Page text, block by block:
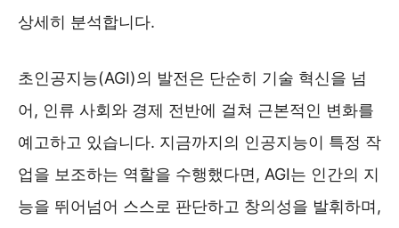
상세히 분석합니다.
초인공지능(AGI)의 발전은 단순히 기술 혁신을 넘
어, 인류 사회와 경제 전반에 걸쳐 근본적인 변화를
예고하고 있습니다. 지금까지의 인공지능이 특정 작
업을 보조하는 역할을 수행했다면, AGI는 인간의 지
능을 뛰어넘어 스스로 판단하고 창의성을 발휘하며,